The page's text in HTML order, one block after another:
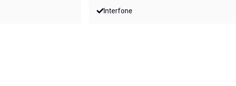
Interfone